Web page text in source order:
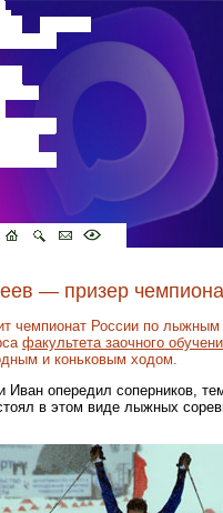
— призер
чемпионат России по
факультета заочного
и коньковым ходом.
опередил соперников,
в этом виде лыжных